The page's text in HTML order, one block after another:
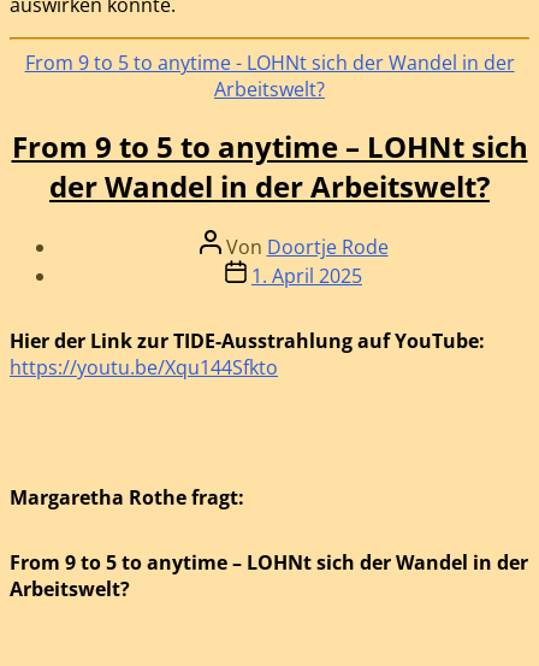
Kategorien
From 9 to 5 to anytime - LOHNt sich der Wandel in der
Arbeitswelt?
From 9 to 5 to anytime – LOHNt sich
der Wandel in der Arbeitswelt?
Beitragsautor
Von Doortje Rode
Beitragsdatum
1. April 2025
Hier der Link zur TIDE-Ausstrahlung auf YouTube:
https://youtu.be/Xqu144Sfkto
Margaretha Rothe fragt:
From 9 to 5 to anytime – LOHNt sich der Wandel in der
Arbeitswelt?